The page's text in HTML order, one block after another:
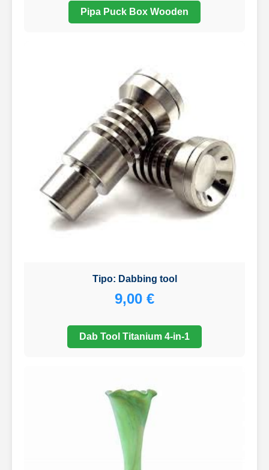
Pipa Puck Box Wooden
Tipo: Dabbing tool
9,00 €
Dab Tool Titanium 4-in-1